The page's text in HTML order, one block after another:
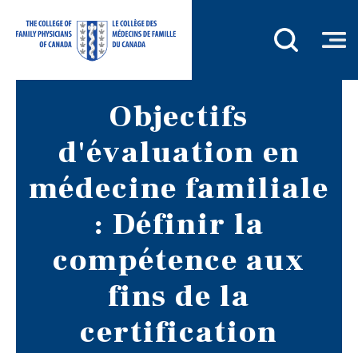
Objectifs
d'évaluation en
médecine familiale
: Définir la
compétence aux
fins de la
certification